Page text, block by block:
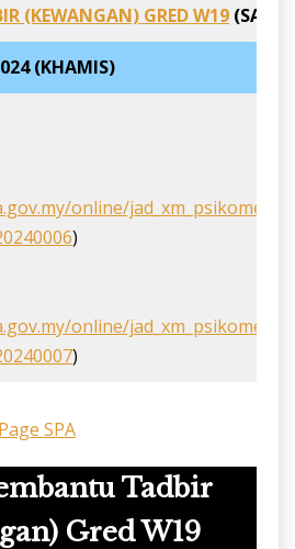
(KEWANGAN) GRED W19
(KHAMIS)
online/
)
online/
)
SPA
Tadbir
Gred W19